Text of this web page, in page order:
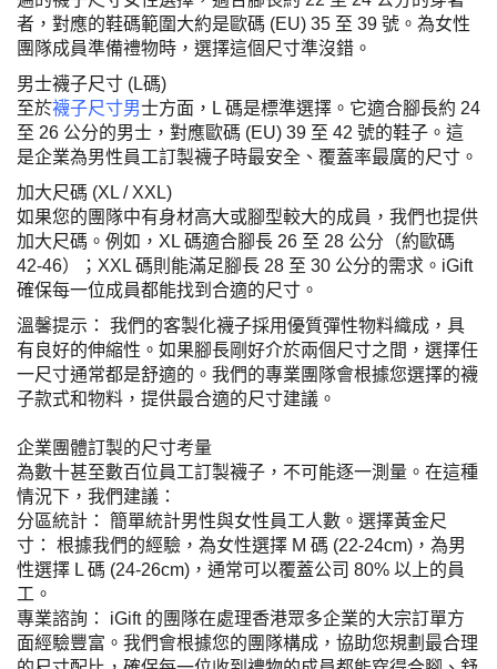
者，對應的鞋碼範圍大約是歐碼 (EU) 35 至 39 號。為女性
團隊成員準備禮物時，選擇這個尺寸準沒錯。
男士襪子尺寸 (L碼)
至於襪子尺寸男士方面，L 碼是標準選擇。它適合腳長約 24
至 26 公分的男士，對應歐碼 (EU) 39 至 42 號的鞋子。這
是企業為男性員工訂製襪子時最安全、覆蓋率最廣的尺寸。
加大尺碼 (XL / XXL)
如果您的團隊中有身材高大或腳型較大的成員，我們也提供
加大尺碼。例如，XL 碼適合腳長 26 至 28 公分（約歐碼
42-46）；XXL 碼則能滿足腳長 28 至 30 公分的需求。iGift
確保每一位成員都能找到合適的尺寸。
溫馨提示： 我們的客製化襪子採用優質彈性物料織成，具
有良好的伸縮性。如果腳長剛好介於兩個尺寸之間，選擇任
一尺寸通常都是舒適的。我們的專業團隊會根據您選擇的襪
子款式和物料，提供最合適的尺寸建議。
企業團體訂製的尺寸考量
為數十甚至數百位員工訂製襪子，不可能逐一測量。在這種
情況下，我們建議：
分區統計： 簡單統計男性與女性員工人數。 選擇黃金尺
寸： 根據我們的經驗，為女性選擇 M 碼 (22-24cm)，為男
性選擇 L 碼 (24-26cm)，通常可以覆蓋公司 80% 以上的員
工。
專業諮詢： iGift 的團隊在處理香港眾多企業的大宗訂單方
面經驗豐富。我們會根據您的團隊構成，協助您規劃最合理